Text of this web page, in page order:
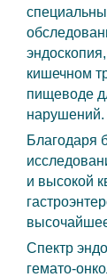
кишечном
пищеводе
нарушений.
Благодаря
и высокой
Спектр
гемато-